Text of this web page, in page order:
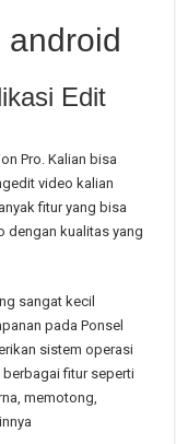
android
Edit
Pro. Kalian bisa
video kalian
fitur yang bisa
dengan kualitas yang
sangat kecil
pada Ponsel
sistem operasi
berbagai fitur seperti
memotong,